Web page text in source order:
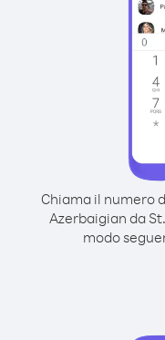
Chiama il numero
Azerbaigian da
modo